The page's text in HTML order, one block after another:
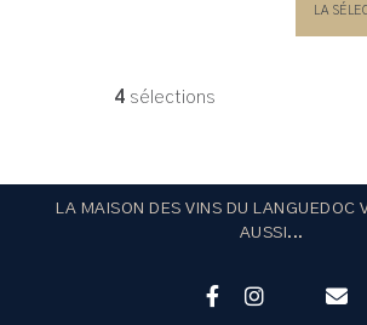
LA
4 sélections
LA MAISON DES VINS DU LANGUEDOC
AUSSI...